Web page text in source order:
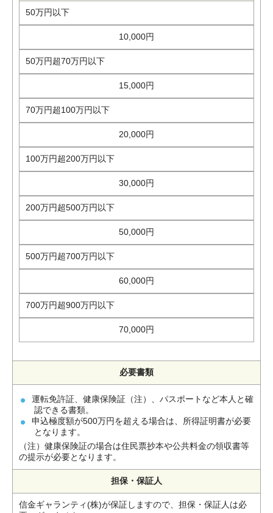
50万円以下
10,000円
50万円超70万円以下
15,000円
70万円超100万円以下
20,000円
100万円超200万円以下
30,000円
200万円超500万円以下
50,000円
500万円超700万円以下
60,000円
700万円超900万円以下
70,000円
必要書類
運転免許証、健康保険証（注）、パスポートなど本人と確
認できる書類。
申込極度額が500万円を超える場合は、所得証明書が必要
となります。
（注）健康保険証の場合は住民票抄本や公共料金の領収書等
の提示が必要となります。
担保・保証人
信金ギャランティ(株)が保証しますので、担保・保証人は必